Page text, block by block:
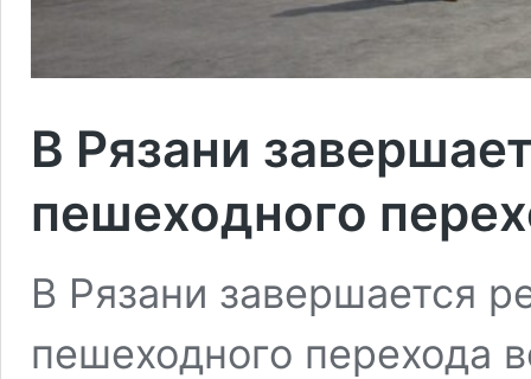
В Рязани
пешеходного
В Рязани завершается
пешеходного перехода